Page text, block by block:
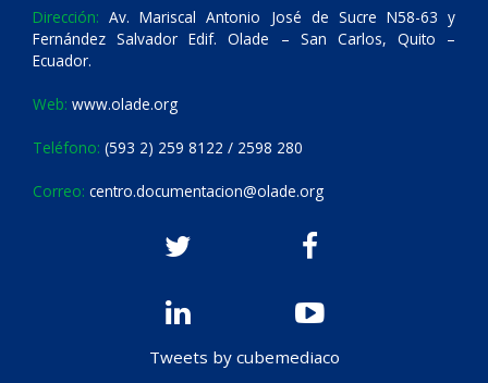
Dirección: Av. Mariscal Antonio José de Sucre N58-63 y
Fernández Salvador Edif. Olade – San Carlos, Quito –
Ecuador.
Web: www.olade.org
Teléfono: (593 2) 259 8122 / 2598 280
Correo: centro.documentacion@olade.org
Tweets by cubemediaco